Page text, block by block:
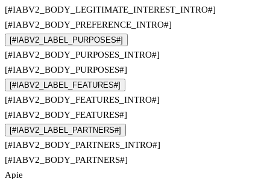
[#IABV2_BODY_LEGITIMATE_INTEREST_INTRO#]
[#IABV2_BODY_PREFERENCE_INTRO#]
[#IABV2_LABEL_PURPOSES#]
[#IABV2_BODY_PURPOSES_INTRO#]
[#IABV2_BODY_PURPOSES#]
[#IABV2_LABEL_FEATURES#]
[#IABV2_BODY_FEATURES_INTRO#]
[#IABV2_BODY_FEATURES#]
[#IABV2_LABEL_PARTNERS#]
[#IABV2_BODY_PARTNERS_INTRO#]
[#IABV2_BODY_PARTNERS#]
Apie